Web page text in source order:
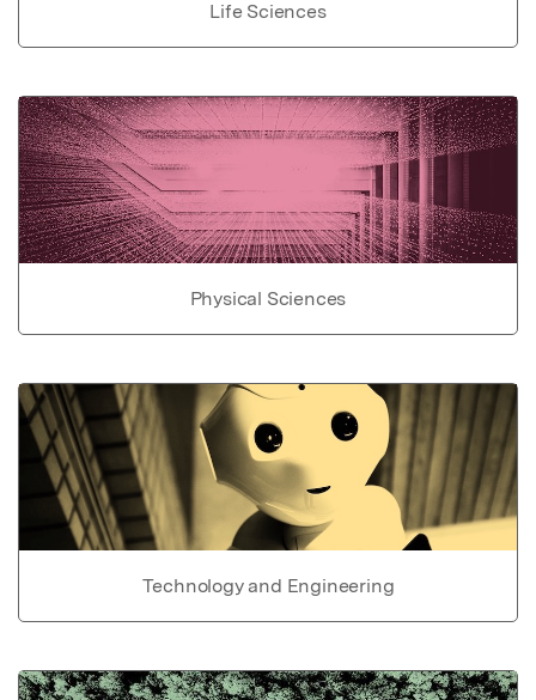
Life Sciences
Physical Sciences
Technology and Engineering